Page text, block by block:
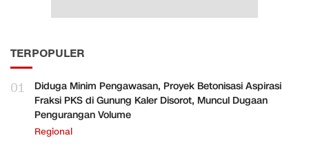
TERPOPULER
01
Diduga Minim Pengawasan, Proyek Betonisasi Aspirasi
Fraksi PKS di Gunung Kaler Disorot, Muncul Dugaan
Pengurangan Volume
Regional